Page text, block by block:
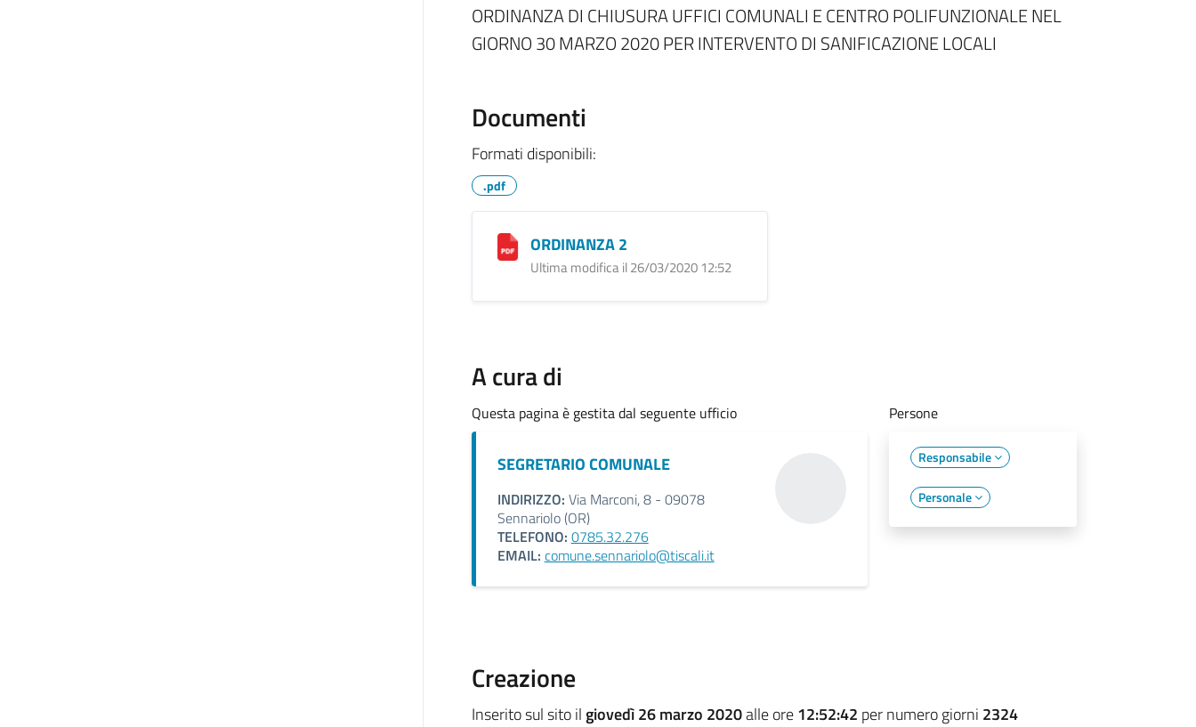
ORDINANZA DI CHIUSURA UFFICI COMUNALI E CENTRO POLIFUNZIONALE NEL
GIORNO 30 MARZO 2020 PER INTERVENTO DI SANIFICAZIONE LOCALI
Documenti
Formati disponibili:
.pdf
ORDINANZA 2
Ultima modifica il 26/03/2020 12:52
A cura di
Questa pagina è gestita dal seguente ufficio
SEGRETARIO COMUNALE
INDIRIZZO: Via Marconi, 8 - 09078
Sennariolo (OR)
TELEFONO: 0785.32.276
EMAIL: comune.sennariolo@tiscali.it
Persone
Responsabile
Personale
Creazione
Inserito sul sito il giovedì 26 marzo 2020alle ore12:52:42 per numero giorni 2324